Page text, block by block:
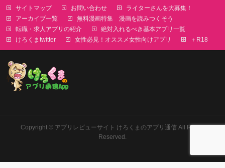
サイトマップ お問い合わせ
ライターさんを大募集！
アーカイブ一覧
無料漫画特集 漫画を読みつくそう
転職・求人アプリの紹介
絶対入れるべき基本アプリ一覧
けろくまtwitter
女性必見！オススメ女性向けアプリ ＋R18
Copyright © アプリレビューサイト けろくまのアプリ通信All Rights
Reserved.